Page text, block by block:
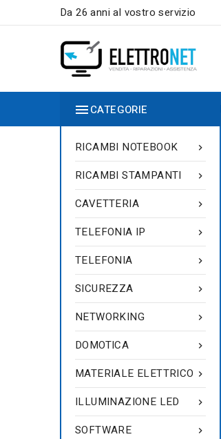
Da 26 anni al vostro servizio
CATEGORIE

RICAMBI NOTEBOOK

RICAMBI STAMPANTI

CAVETTERIA

TELEFONIA IP

TELEFONIA

SICUREZZA

NETWORKING

DOMOTICA

MATERIALE ELETTRICO

ILLUMINAZIONE LED

SOFTWARE